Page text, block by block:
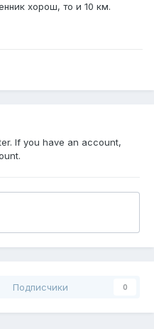
хорош, то и 10 км.
If you have an account,
Подписчики 0